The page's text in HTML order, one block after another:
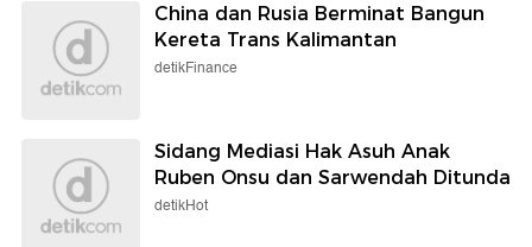
China dan Rusia Berminat Bangun
Kereta Trans Kalimantan
detikFinance
Sidang Mediasi Hak Asuh Anak
Ruben Onsu dan Sarwendah Ditunda
detikHot